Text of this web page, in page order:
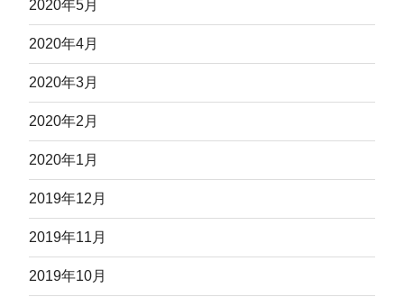
2020年5月
2020年4月
2020年3月
2020年2月
2020年1月
2019年12月
2019年11月
2019年10月